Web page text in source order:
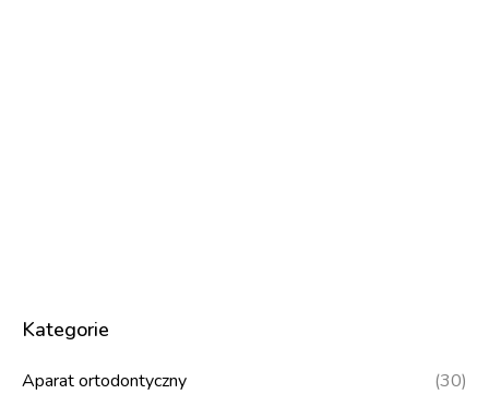
Kategorie
Aparat ortodontyczny
(30)